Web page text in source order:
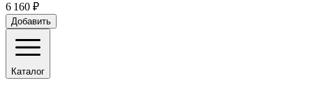
6 160 ₽
Добавить
Каталог